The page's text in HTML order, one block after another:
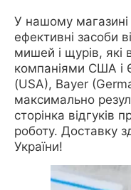
У нашому
ефективні засоби
мишей і щурів, які
компаніями США і
(USA), Bayer
максимально
сторінка відгуків
роботу. Доставку
України!